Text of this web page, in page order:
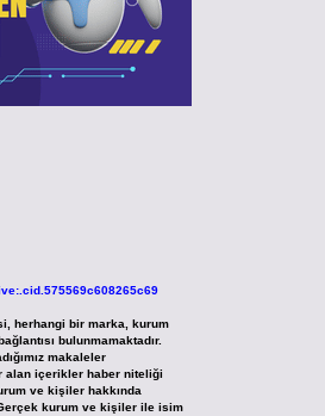
herhangi bir marka, kurum
bulunmamaktadır.
makaleler
alan içerikler haber niteliği
ve kişiler hakkında
kurum ve kişiler ile isim